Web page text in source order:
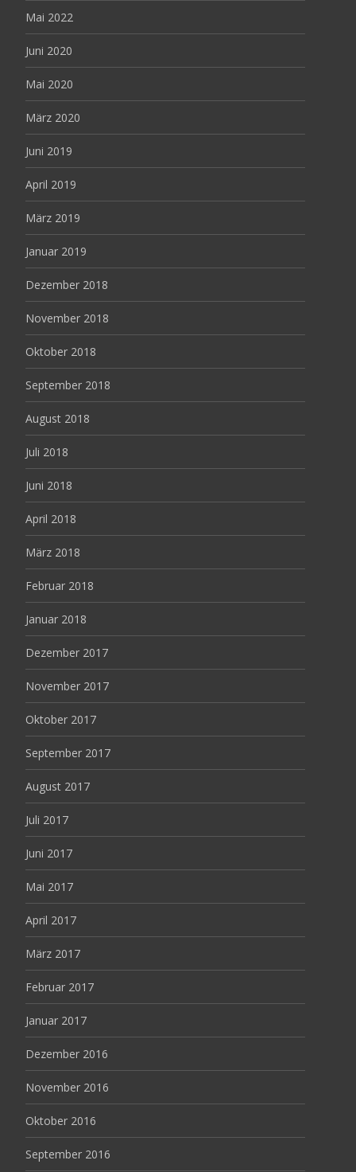
Mai 2022
Juni 2020
Mai 2020
März 2020
Juni 2019
April 2019
März 2019
Januar 2019
Dezember 2018
November 2018
Oktober 2018
September 2018
August 2018
Juli 2018
Juni 2018
April 2018
März 2018
Februar 2018
Januar 2018
Dezember 2017
November 2017
Oktober 2017
September 2017
August 2017
Juli 2017
Juni 2017
Mai 2017
April 2017
März 2017
Februar 2017
Januar 2017
Dezember 2016
November 2016
Oktober 2016
September 2016